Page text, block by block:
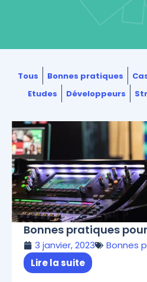
Tous Bonnes pratiques
Etudes
Développeurs
Bonnes pratiques
3 janvier, 2023
Bonnes
Lire la suite